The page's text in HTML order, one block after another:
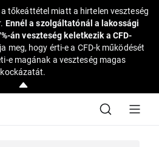
tőkeáttétel miatt a hirtelen veszteség
Ennél a szolgáltatónál a lakossági
án veszteség keletkezik a CFD-
meg, hogy érti-e a CFD-k működését
e magának a veszteség magas
kockázatát.